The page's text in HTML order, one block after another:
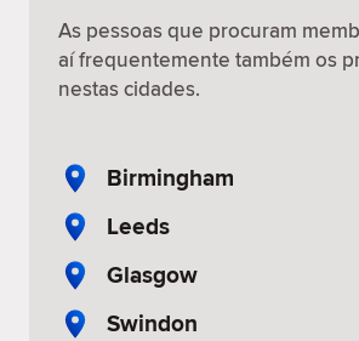
As pessoas que procuram
aí frequentemente também os
nestas cidades.
Birmingham
Leeds
Glasgow
Swindon